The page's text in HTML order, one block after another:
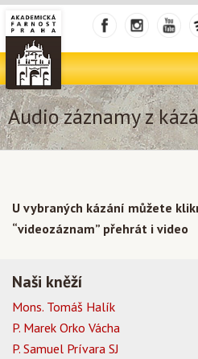
Audio záznamy z
U vybraných kázání můžete
“videozáznam” přehrát i video
Naši kněží
Mons. Tomáš Halík
P. Marek Orko Vácha
P. Samuel Prívara SJ